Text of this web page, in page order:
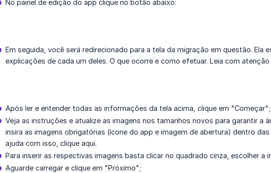
No painel de edição do app clique no botão abaixo:
Em seguida, você será redirecionado para a tela da migração em questão. Ela
explicações de cada um deles. O que ocorre e como efetuar. Leia com
Após ler e entender todas as informações da tela acima, clique em "Começar";
Veja as instruções e atualize as imagens nos tamanhos novos para garantir a
insira as imagens obrigatórias (ícone do app e imagem de abertura) dentro
ajuda com isso, clique aqui.
Para inserir as respectivas imagens basta clicar no quadrado cinza, escolher
Aguarde carregar e clique em "Próximo";